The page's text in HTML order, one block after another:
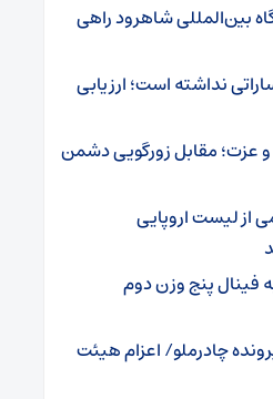
بین‌المللی شاهرود راهی
نداشته است؛ ارزیابی
عزت؛ مقابل زورگویی دشمن
از لیست اروپایی
به فینال پنج وزن دوم
چادرملو/ اعزام هیئت